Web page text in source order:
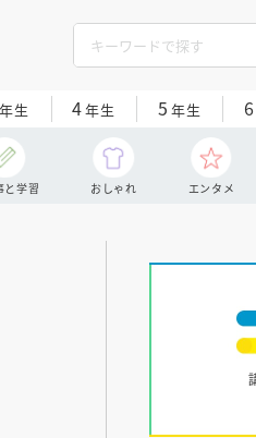
年生 4年生 5 年生 6
と学習 おしゃれ エンタメ